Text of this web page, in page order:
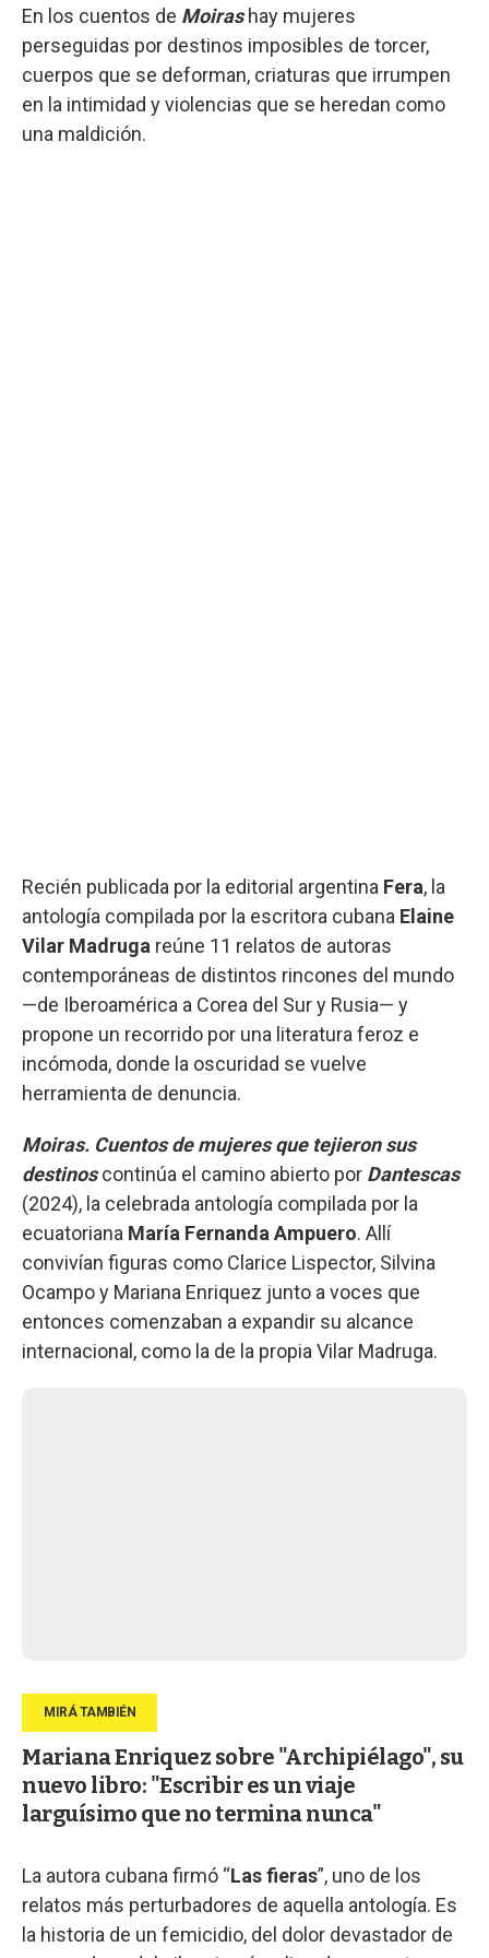
En los cuentos de Moirashay mujeres
perseguidas por destinos imposibles de torcer,
cuerpos que se deforman, criaturas que irrumpen
en la intimidad y violencias que se heredan como
una maldición.
Recién publicada por la editorial argentina Fera, la
antología compilada por la escritora cubana Elaine
Vilar Madruga reúne 11 relatos de autoras
contemporáneas de distintos rincones del mundo
—de Iberoamérica a Corea del Sur y Rusia— y
propone un recorrido por una literatura feroz e
incómoda, donde la oscuridad se vuelve
herramienta de denuncia.
Moiras. Cuentos de mujeres que tejieron sus
destinoscontinúa el camino abierto por Dantescas
(2024), la celebrada antología compilada por la
ecuatoriana María Fernanda Ampuero. Allí
convivían figuras como Clarice Lispector, Silvina
Ocampo y Mariana Enriquez junto a voces que
entonces comenzaban a expandir su alcance
internacional, como la de la propia Vilar Madruga.
Mariana Enriquez sobre "Archipiélago", su
nuevo libro: "Escribir es un viaje
larguísimo que no termina nunca"
La autora cubana firmó “Las fieras”, uno de los
relatos más perturbadores de aquella antología. Es
la historia de un femicidio, del dolor devastador de